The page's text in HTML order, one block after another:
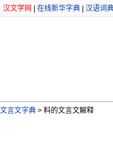
汉文学网 在线新华字典 汉语词
文言文字典 > 料的文言文解释